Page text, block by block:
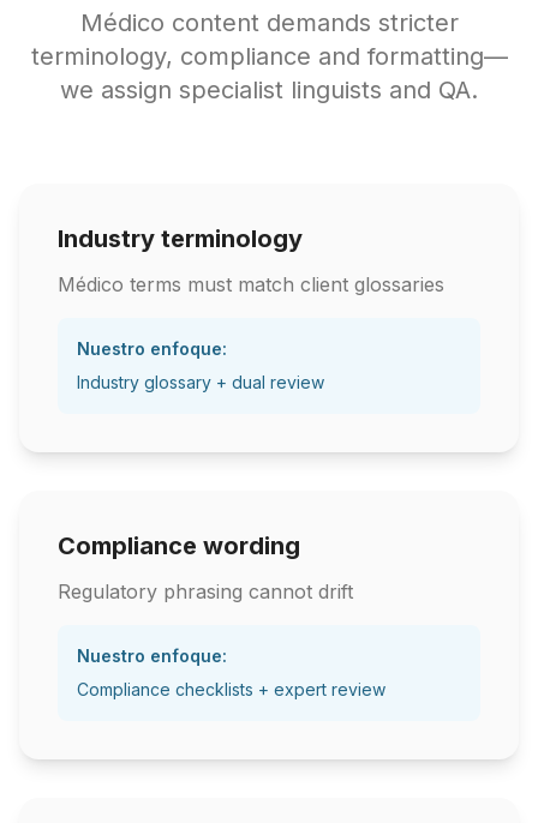
Médico content demands stricter
terminology, compliance and formatting—
we assign specialist linguists and QA.
Industry terminology
Médico terms must match client glossaries
Nuestro enfoque:
Industry glossary + dual review
Compliance wording
Regulatory phrasing cannot drift
Nuestro enfoque:
Compliance checklists + expert review